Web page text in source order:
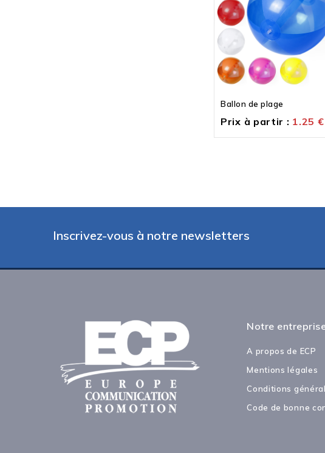
Ballon de plage
Prix à partir : 1.25 €
Inscrivez-vous à notre newsletters
Notre
A propos de ECP
Mentions légales
Conditions
Code de bonne